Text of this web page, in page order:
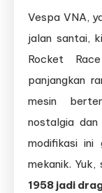
Vespa VNA,
jalan santai,
Rocket
panjangkan
mesin
nostalgia dan
modifikasi ini
mekanik.
1958 jadi